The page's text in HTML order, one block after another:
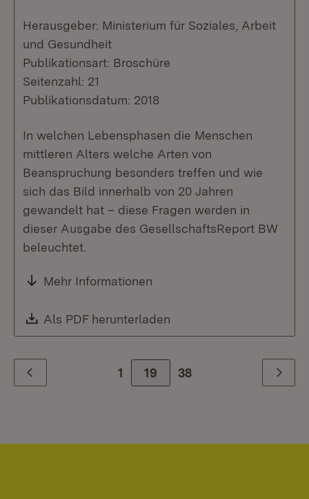
Herausgeber: Ministerium für Soziales, Arbeit
und Gesundheit
Publikationsart: Broschüre
Seitenzahl: 21
Publikationsdatum: 2018
In welchen Lebensphasen die Menschen
mittleren Alters welche Arten von
Beanspruchung besonders treffen und wie
sich das Bild innerhalb von 20 Jahren
gewandelt hat – diese Fragen werden in
dieser Ausgabe des GesellschaftsReport BW
beleuchtet.
Mehr Informationen
Download:
Als PDF herunterladen
Zurück 1 Zur Seite
19 38 Weiter